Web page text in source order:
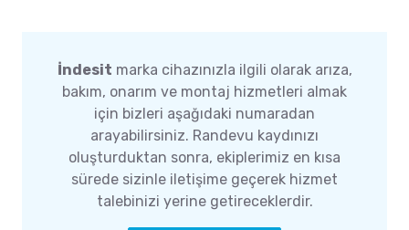
İndesit marka cihazınızla ilgili olarak arıza,
bakım, onarım ve montaj hizmetleri almak
için bizleri aşağıdaki numaradan
arayabilirsiniz. Randevu kaydınızı
oluşturduktan sonra, ekiplerimiz en kısa
sürede sizinle iletişime geçerek hizmet
talebinizi yerine getireceklerdir.